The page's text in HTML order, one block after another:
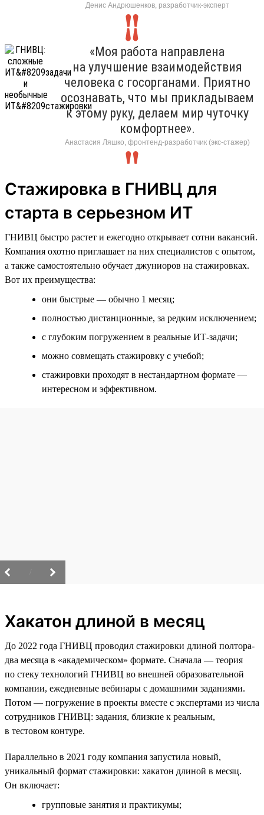
Денис Андрюшенков, разработчик-эксперт
«Моя работа направлена
на улучшение взаимодействия
человека с госорганами. Приятно
осознавать, что мы прикладываем
к этому руку, делаем мир чуточку
комфортнее».
Анастасия Ляшко, фронтенд-разработчик (экс-стажер)
Стажировка в ГНИВЦ для
старта в серьезном ИТ
ГНИВЦ быстро растет и ежегодно открывает сотни вакансий.
Компания охотно приглашает на них специалистов с опытом,
а также самостоятельно обучает джуниоров на стажировках.
Вот их преимущества:
они быстрые — обычно 1 месяц;
полностью дистанционные, за редким исключением;
с глубоким погружением в реальные ИТ-задачи;
можно совмещать стажировку с учебой;
стажировки проходят в нестандартном формате —
интересном и эффективном.
Хакатон длиной в месяц
До 2022 года ГНИВЦ проводил стажировки длиной полтора-
два месяца в «академическом» формате. Сначала — теория
по стеку технологий ГНИВЦ во внешней образовательной
компании, ежедневные вебинары с домашними заданиями.
Потом — погружение в проекты вместе с экспертами из числа
сотрудников ГНИВЦ: задания, близкие к реальным,
в тестовом контуре.
Параллельно в 2021 году компания запустила новый,
уникальный формат стажировки: хакатон длиной в месяц.
Он включает:
групповые занятия и практикумы;